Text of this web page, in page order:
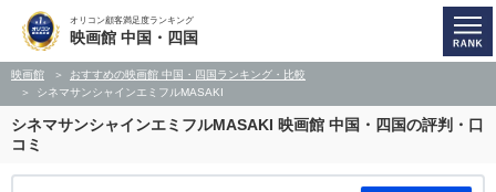
オリコン顧客満足度ランキング
映画館 中国・四国
映画館
おすすめの映画館 中国・四国ランキング・比較
シネマサンシャインエミフルMASAKI
シネマサンシャインエミフルMASAKI 映画館 中国・四国の評判・口
コミ